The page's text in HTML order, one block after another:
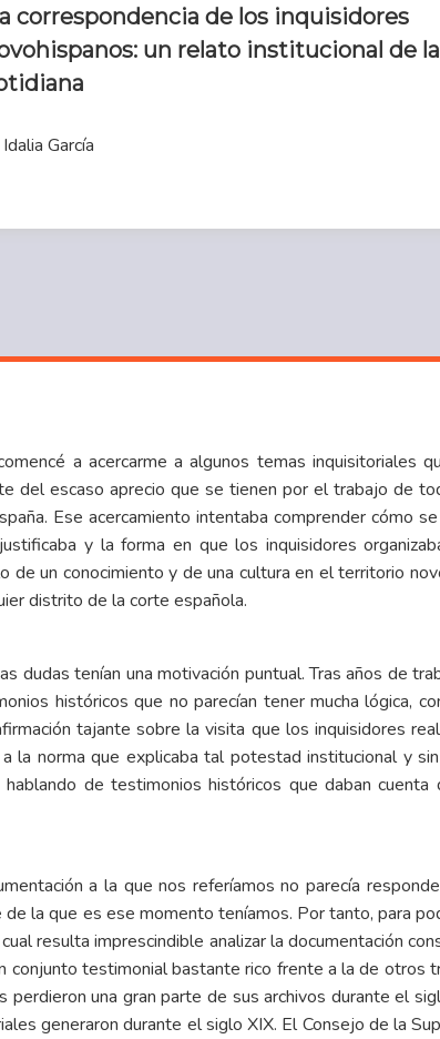
correspondencia de los inquisidores
un relato institucional de
Idalia García
a acercarme a algunos temas inquisitoriales
del escaso aprecio que se tienen por el trabajo de
Ese acercamiento intentaba comprender cómo
y la forma en que los inquisidores
de un conocimiento y de una cultura en el territorio
distrito de la corte española.
dudas tenían una motivación puntual. Tras años de
históricos que no parecían tener mucha lógica,
tajante sobre la visita que los inquisidores
la norma que explicaba tal potestad institucional y
hablando de testimonios históricos que daban
a la que nos referíamos no parecía
la que es ese momento teníamos. Por tanto, para
resulta imprescindible analizar la documentación
conjunto testimonial bastante rico frente a la de otros
perdieron una gran parte de sus archivos durante el
generaron durante el siglo XIX. El Consejo de la